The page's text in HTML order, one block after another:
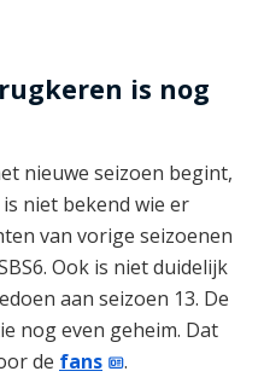
is nog
nieuwe seizoen begint,
niet bekend wie er
van vorige seizoenen
Ook is niet duidelijk
aan seizoen 13. De
nog even geheim. Dat
de fans .